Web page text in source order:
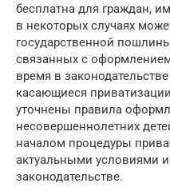
бесплатна для граждан,
в некоторых случаях
государственной
связанных с
время в
касающиеся
уточнены правила
несовершеннолетних
началом процедуры
актуальными условиями
законодательстве.